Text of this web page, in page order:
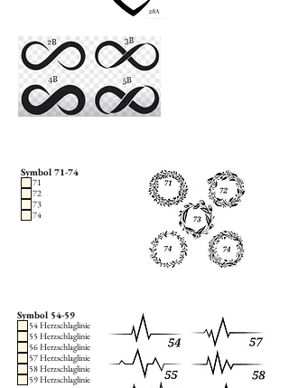
Symbol 71-74
71
72
73
74
Symbol 54-59
54 Herzschlaglinie
55 Herzschlaglinie
56 Herzschlaglinie
57 Herzschlaglinie
58 Herzschlaglinie
59 Herzschlaglinie